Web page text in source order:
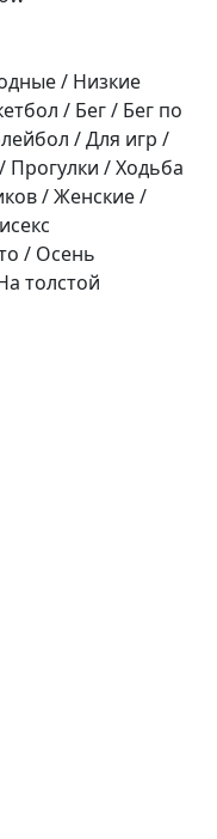
/ Низкие
/ Бег / Бег по
/ Для игр /
/ Ходьба
/ Женские /
/ Осень
толстой